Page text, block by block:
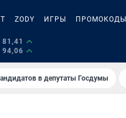
ZODY ИГРЫ ПРОМОКОДЫ
81,41
94,06
в депутаты Госдумы